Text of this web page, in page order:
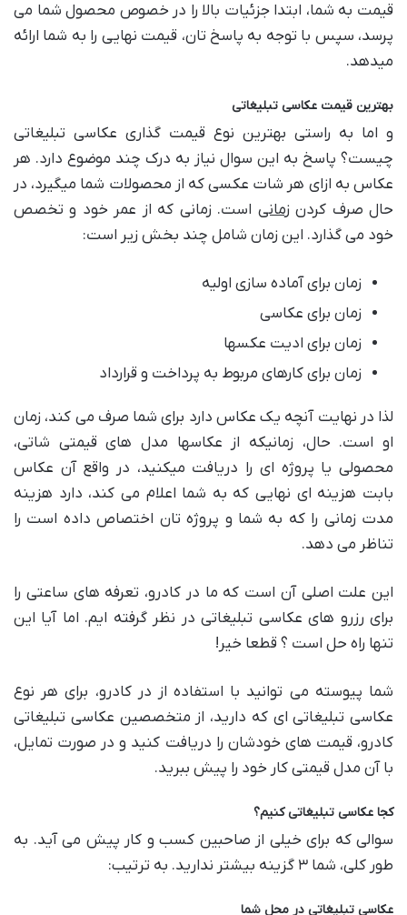
قیمت به شما، ابتدا جزئيات بالا را در خصوص محصول شما می
پرسد، سپس با توجه به پاسخ تان، قیمت نهایی را به شما ارائه
میدهد.
بهترین قیمت عکاسی تبلیغاتی
و اما به راستی بهترین نوع قیمت گذاری عکاسی تبلیغاتی
چیست؟ پاسخ به این سوال نیاز به درک چند موضوع دارد. هر
عکاس به ازای هر شات عکسی که از محصولات شما میگیرد، در
حال صرف کردن زمانی است. زمانی که از عمر خود و تخصص
خود می گذارد. این زمان شامل چند بخش زیر است:
زمان برای آماده سازی اولیه
زمان برای عکاسی
زمان برای ادیت عکسها
زمان برای کارهای مربوط به پرداخت و قرارداد
لذا در نهایت آنچه یک عکاس دارد برای شما صرف می کند، زمان
او است. حال، زمانیکه از عکاسها مدل های قیمتی شاتی،
محصولی یا پروژه ای را دریافت میکنید، در واقع آن عکاس
بابت هزینه ای نهایی که به شما اعلام می کند، دارد هزینه
مدت زمانی را که به شما و پروژه تان اختصاص داده است را
تناظر می دهد.
این علت اصلی آن است که ما در کادرو، تعرفه های ساعتی را
برای رزرو های عکاسی تبلیغاتی در نظر گرفته ایم. اما آیا این
تنها راه حل است ؟ قطعا خیر!
شما پیوسته می توانید با استفاده از در کادرو، برای هر نوع
عکاسی تبلیغاتی ای که دارید، از متخصصین عکاسی تبلیغاتی
کادرو، قیمت های خودشان را دریافت کنید و در صورت تمایل،
با آن مدل قیمتی کار خود را پیش ببرید.
کجا عکاسی تبلیغاتی کنیم؟
سوالی که برای خیلی از صاحبین کسب و کار پیش می آید. به
طور کلی، شما ۳ گزینه بیشتر ندارید. به ترتیب:
عکاسی تبلیغاتی در محل شما